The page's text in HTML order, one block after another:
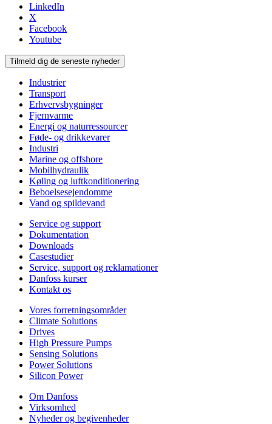
LinkedIn
X
Facebook
Youtube
Tilmeld dig de seneste nyheder
Industrier
Transport
Erhvervsbygninger
Fjernvarme
Energi og naturressourcer
Føde- og drikkevarer
Industri
Marine og offshore
Mobilhydraulik
Køling og luftkonditionering
Beboelsesejendomme
Vand og spildevand
Service og support
Dokumentation
Downloads
Casestudier
Service, support og reklamationer
Danfoss kurser
Kontakt os
Vores forretningsområder
Climate Solutions
Drives
High Pressure Pumps
Sensing Solutions
Power Solutions
Silicon Power
Om Danfoss
Virksomhed
Nyheder og begivenheder